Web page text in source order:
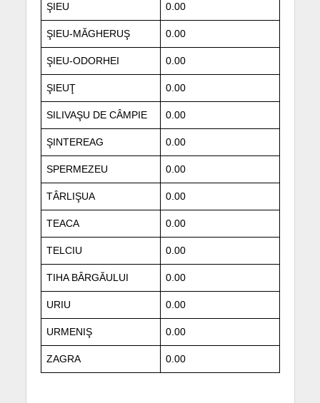
ŞIEU 0.00
ŞIEU-MĂGHERUŞ 0.00
ŞIEU-ODORHEI 0.00
ŞIEUŢ 0.00
SILIVAŞU DE CÂMPIE 0.00
ŞINTEREAG 0.00
SPERMEZEU 0.00
TÂRLIŞUA 0.00
TEACA 0.00
TELCIU 0.00
TIHA BÂRGĂULUI 0.00
URIU 0.00
URMENIŞ 0.00
ZAGRA 0.00